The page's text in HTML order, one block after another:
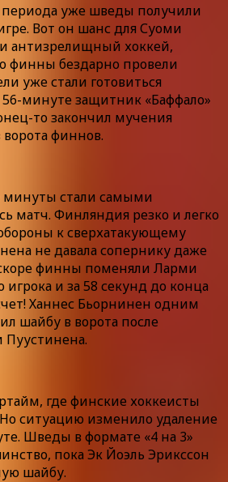
периода уже шведы получили
Вот он шанс для Суоми
антизрелищный хоккей,
финны бездарно провели
уже стали готовиться
56-минуте защитник «Баффало»
то закончил мучения
финнов.
минуты стали самыми
матч. Финляндия резко и легко
к сверхатакующему
не давала сопернику даже
финны поменяли Ларми
игрока и за 58 секунд до конца
Ханнес Бьорнинен одним
шайбу в ворота после
Пуустинена.
где финские хоккеисты
ситуацию изменило удаление
Шведы в формате «4 на 3»
пока Эк Йоэль Эрикссон
шайбу.